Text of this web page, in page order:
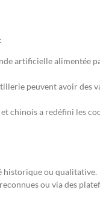
artificielle alimentée
peuvent avoir des
chinois a redéfini les
historique ou qualitative.
ou via des